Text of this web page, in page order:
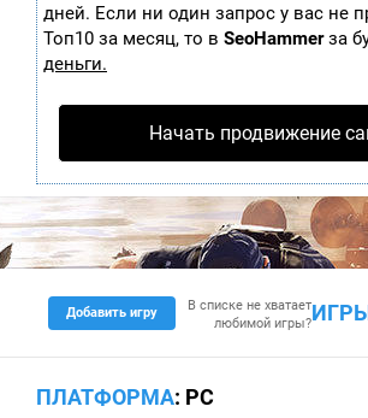
дней. Если ни один запрос у вас не
Топ10 за месяц, то в SeoHammerза
деньги.
Начать продвижение
Добавить игру
В списке не хватает
любимой игры?
ПЛАТФОРМА: PC